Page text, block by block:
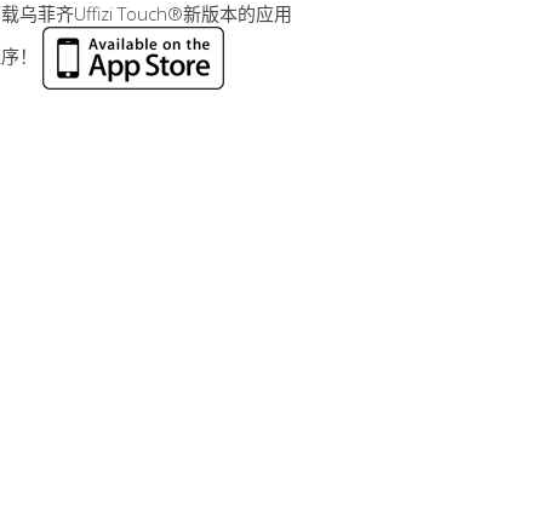
乌菲齐Uffizi Touch®新版本的应用
！